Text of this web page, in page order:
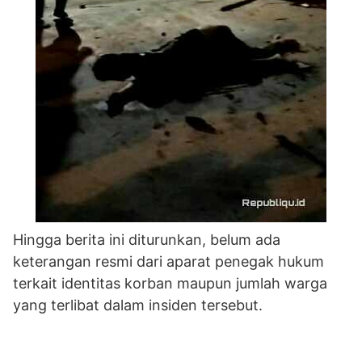
Hingga berita ini diturunkan, belum ada
keterangan resmi dari aparat penegak hukum
terkait identitas korban maupun jumlah warga
yang terlibat dalam insiden tersebut.